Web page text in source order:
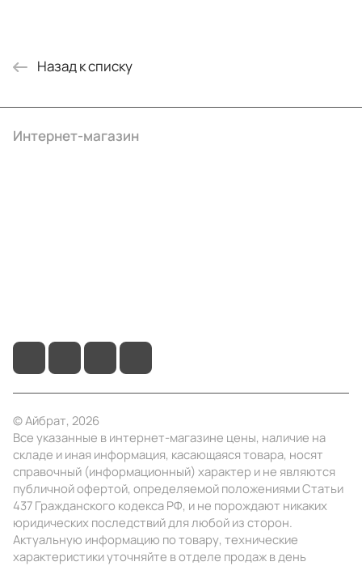
Назад к списку
Интернет-магазин
© Айбрат, 2026
Все указанные в интернет-магазине цены, наличие на
складе и иная информация, касающаяся товара, носят
справочный (информационный) характер и не являются
публичной офертой, определяемой положениями Статьи
437 Гражданского кодекса РФ, и не порождают никаких
юридических последствий для любой из сторон.
Актуальную информацию по товару, технические
характеристики уточняйте в отделе продаж в день